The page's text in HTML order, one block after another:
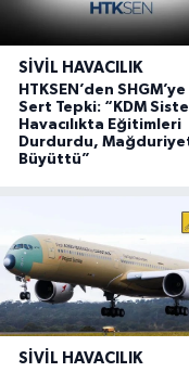
SIVIL HAVACILIK
HTKSEN’den SHGM’ye
Sert Tepki: “KDM
Havacılıkta Eğitimleri
Durdurdu,
Büyüttü”
SIVIL HAVACILIK